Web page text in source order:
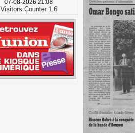
07-08-2026 21:08
Visitors Counter 1.6